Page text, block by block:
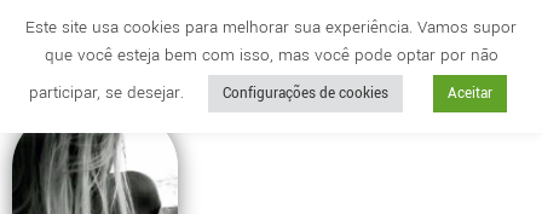
Cidade anuncie
Este site usa cookies para melhorar sua experiência. Vamos supor
que você esteja bem com isso, mas você pode optar por não
participar, se desejar.
Configurações de cookies Aceitar